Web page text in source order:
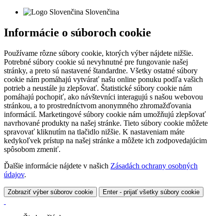
Slovenčina
Informácie o súboroch cookie
Používame rôzne súbory cookie, ktorých výber nájdete nižšie.
Potrebné súbory cookie sú nevyhnutné pre fungovanie našej
stránky, a preto sú nastavené štandardne. Všetky ostatné súbory
cookie nám pomáhajú vytvárať našu online ponuku podľa vašich
potrieb a neustále ju zlepšovať. Štatistické súbory cookie nám
pomáhajú pochopiť, ako návštevníci interagujú s našou webovou
stránkou, a to prostredníctvom anonymného zhromažďovania
informácií. Marketingové súbory cookie nám umožňujú zlepšovať
navrhované produkty na našej stránke. Tieto súbory cookie môžete
spravovať kliknutím na tlačidlo nižšie. K nastaveniam máte
kedykoľvek prístup na našej stránke a môžete ich zodpovedajúcim
spôsobom zmeniť.
Ďalšie informácie nájdete v našich Zásadách ochrany osobných
údajov.
Zobraziť výber súborov cookie Enter - prijať všetky súbory cookie